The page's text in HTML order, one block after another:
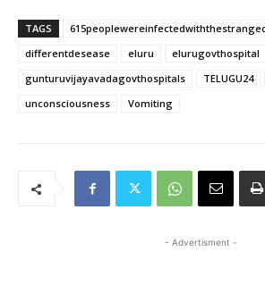
TAGS
differentdesease
eluru elurugovthospital
gunturuvijayavadagovthospitals
TELUGU24
unconsciousness
Vomiting
- Advertisment -